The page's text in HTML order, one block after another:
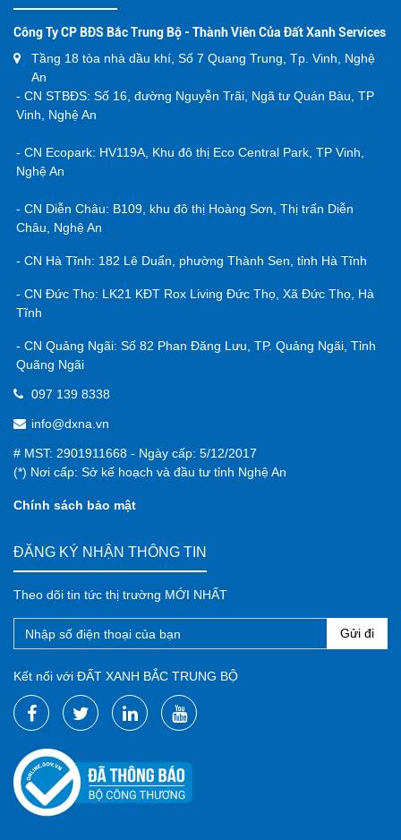
Công Ty CP BĐS Bắc Trung Bộ - Thành Viên Của Đất Xanh Services
Tầng 18 tòa nhà dầu khí, Số 7 Quang Trung, Tp. Vinh, Nghệ
An
- CN STBĐS: Số 16, đường Nguyễn Trãi, Ngã tư Quán Bàu, TP
Vinh, Nghệ An
- CN Ecopark: HV119A, Khu đô thị Eco Central Park, TP Vinh,
Nghệ An
- CN Diễn Châu: B109, khu đô thị Hoàng Sơn, Thị trấn Diễn
Châu, Nghệ An
- CN Hà Tĩnh: 182 Lê Duẩn, phường Thành Sen, tỉnh Hà Tĩnh
- CN Đức Thọ: LK21 KĐT Rox Living Đức Thọ, Xã Đức Thọ, Hà
Tĩnh
- CN Quảng Ngãi: Số 82 Phan Đăng Lưu, TP. Quảng Ngãi, Tỉnh
Quãng Ngãi
097 139 8338
info@dxna.vn
# MST: 2901911668 - Ngày cấp: 5/12/2017
(*) Nơi cấp: Sở kế hoạch và đầu tư tỉnh Nghệ An
Chính sách bảo mật
ĐĂNG KÝ NHẬN THÔNG TIN
Theo dõi tin tức thị trường MỚI NHẤT
Gửi đi
Kết nối với ĐẤT XANH BẮC TRUNG BỘ